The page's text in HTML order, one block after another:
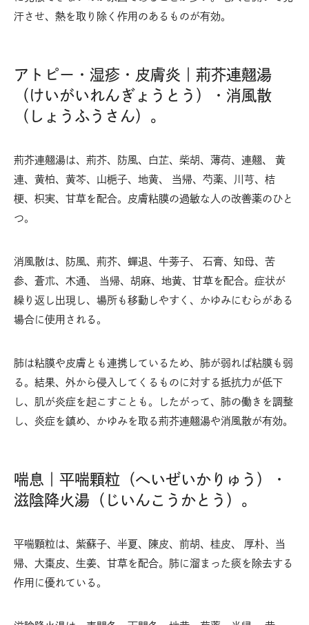
汗させ、熱を取り除く作用のあるものが有効。
アトピー・湿疹・皮膚炎｜荊芥連翹湯
（けいがいれんぎょうとう）・消風散
（しょうふうさん）。
荊芥連翹湯は、荊芥、防風、白芷、柴胡、薄荷、連翹、 黄
連、黄柏、黄芩、山梔子、地黄、 当帰、芍薬、川芎、桔
梗、枳実、甘草を配合。皮膚粘膜の過敏な人の改善薬のひと
つ。
消風散は、防風、荊芥、蟬退、牛蒡子、 石膏、知母、苦
参、蒼朮、木通、 当帰、胡麻、地黄、甘草を配合。症状が
繰り返し出現し、場所も移動しやすく、かゆみにむらがある
場合に使用される。
肺は粘膜や皮膚とも連携しているため、肺が弱れば粘膜も弱
る。結果、外から侵入してくるものに対する抵抗力が低下
し、肌が炎症を起こすことも。したがって、肺の働きを調整
し、炎症を鎮め、かゆみを取る荊芥連翹湯や消風散が有効。
喘息｜平喘顆粒（へいぜいかりゅう）・
滋陰降火湯（じいんこうかとう）。
平喘顆粒は、紫蘇子、半夏、陳皮、前胡、桂皮、 厚朴、当
帰、大棗皮、生姜、甘草を配合。肺に溜まった痰を除去する
作用に優れている。